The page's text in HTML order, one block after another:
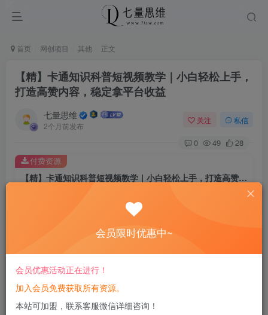
首页 网创项目 其他 正文
【精】卡通知识科普短视频教学｜小白轻松上手，
打造高赞内容，稳定拿平台收益
七量思维
2个月前发布
关注 私信
0 49 28
【精】卡通知识科普短视频教学｜小白轻松上手，打造高赞内容，稳定拿平台收益
8.8
免费
您当前未登录！建议登陆后购买，可保存购买订单
付费资源
会员限时优惠中~
会员优惠活动正在进行！
加入会员免费获取所有资源。
本站可加盟，联系客服微信详细咨询！